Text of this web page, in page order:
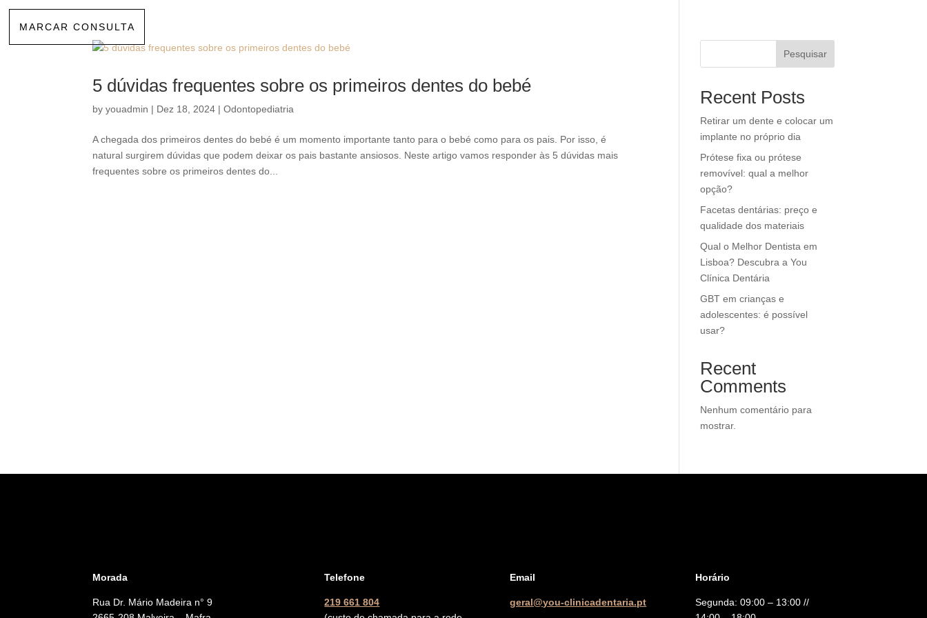
MARCAR CONSULTA
5 dúvidas frequentes sobre os primeiros dentes do bebé
byyouadmin | Dez 18, 2024 |Odontopediatria
A chegada dos primeiros dentes do bebé é um momento importante tanto para o bebé como para os pais. Por isso, é
natural surgirem dúvidas que podem deixar os pais bastante ansiosos. Neste artigo vamos responder às 5 dúvidas mais
frequentes sobre os primeiros dentes do...
Pesquisar
Recent Posts
Retirar um dente e colocar um
implante no próprio dia
Prótese fixa ou prótese
removível: qual a melhor
opção?
Facetas dentárias: preço e
qualidade dos materiais
Qual o Melhor Dentista em
Lisboa? Descubra a You
Clínica Dentária
GBT em crianças e
adolescentes: é possível
usar?
Recent
Comments
Nenhum comentário para
mostrar.
Morada
Rua Dr. Mário Madeira n° 9
Telefone
219 661 804
Email
geral@you-clinicadentaria.pt
Horário
Segunda: 09:00 – 13:00 //